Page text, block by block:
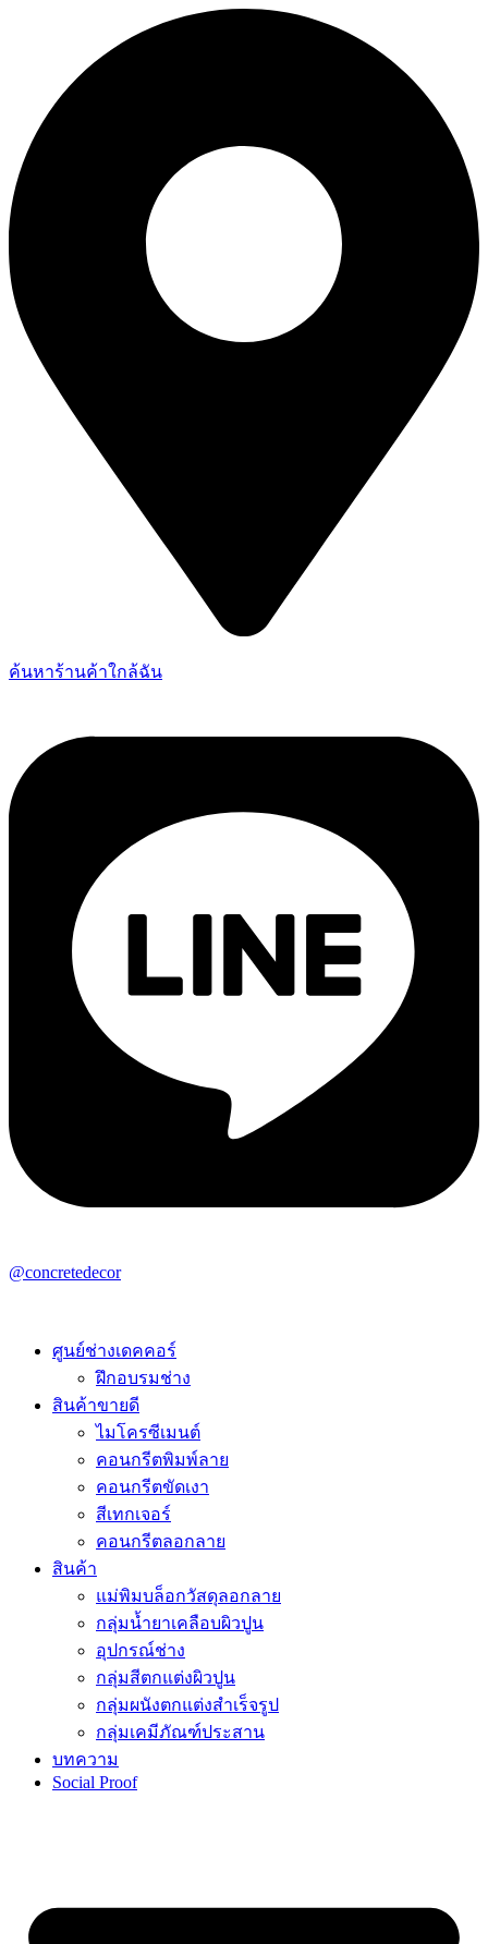
ค้นหาร้านค้าใกล้ฉัน
@concretedecor
ศูนย์ช่างเดคคอร์
ฝึกอบรมช่าง
สินค้าขายดี
ไมโครซีเมนต์
คอนกรีตพิมพ์ลาย
คอนกรีตขัดเงา
สีเทกเจอร์
คอนกรีตลอกลาย
สินค้า
แม่พิมบล็อกวัสดุลอกลาย
กลุ่มน้ำยาเคลือบผิวปูน
อุปกรณ์ช่าง
กลุ่มสีตกแต่งผิวปูน
กลุ่มผนังตกแต่งสำเร็จรูป
กลุ่มเคมีภัณฑ์ประสาน
บทความ
Social Proof